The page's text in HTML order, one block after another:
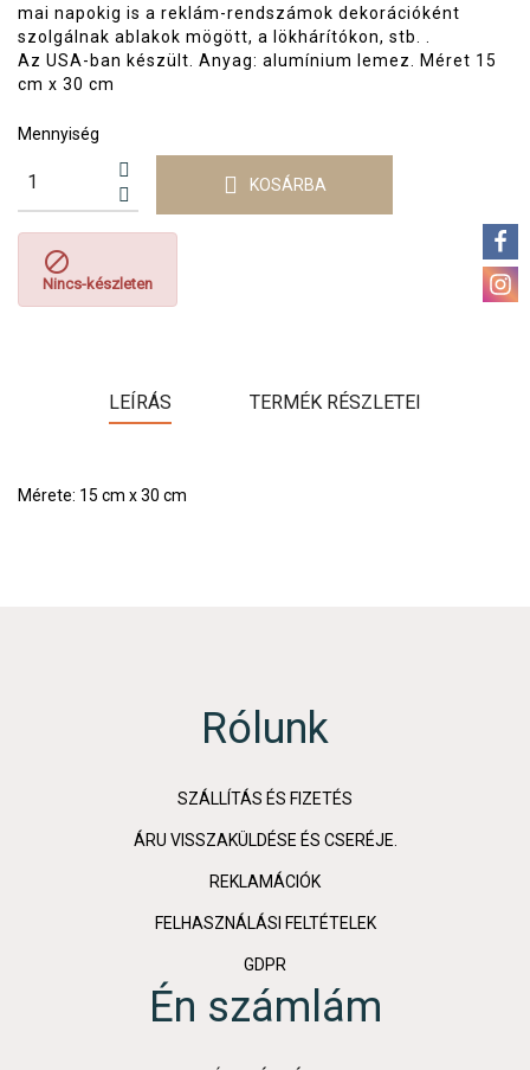
mai napokig is a reklám-rendszámok dekorációként
szolgálnak ablakok mögött, a lökhárítókon, stb. .
Az USA-ban készült. Anyag: alumínium lemez. Méret 15
cm x 30 cm
Mennyiség
KOSÁRBA

Nincs-készleten
LEÍRÁS TERMÉK RÉSZLETEI
Mérete: 15 cm x 30 cm
Rólunk
SZÁLLÍTÁS ÉS FIZETÉS
ÁRU VISSZAKÜLDÉSE ÉS CSERÉJE.
REKLAMÁCIÓK
FELHASZNÁLÁSI FELTÉTELEK
GDPR
Én számlám